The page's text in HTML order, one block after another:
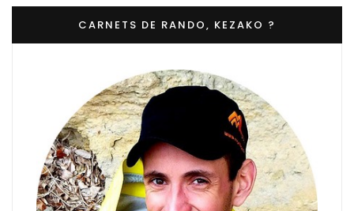
CARNETS DE RANDO, KEZAKO ?